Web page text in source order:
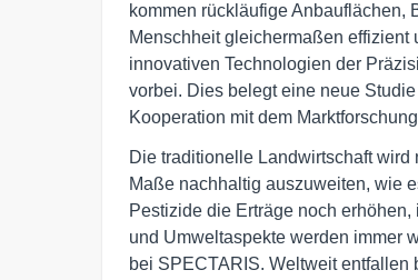
kommen rückläufige Anbauflächen,
Menschheit gleichermaßen effizient
innovativen Technologien der
vorbei. Dies belegt eine neue
Kooperation mit dem
Die traditionelle Landwirtschaft
Maße nachhaltig auszuweiten, wie
Pestizide die Erträge noch
und Umweltaspekte werden immer
bei SPECTARIS. Weltweit entfallen